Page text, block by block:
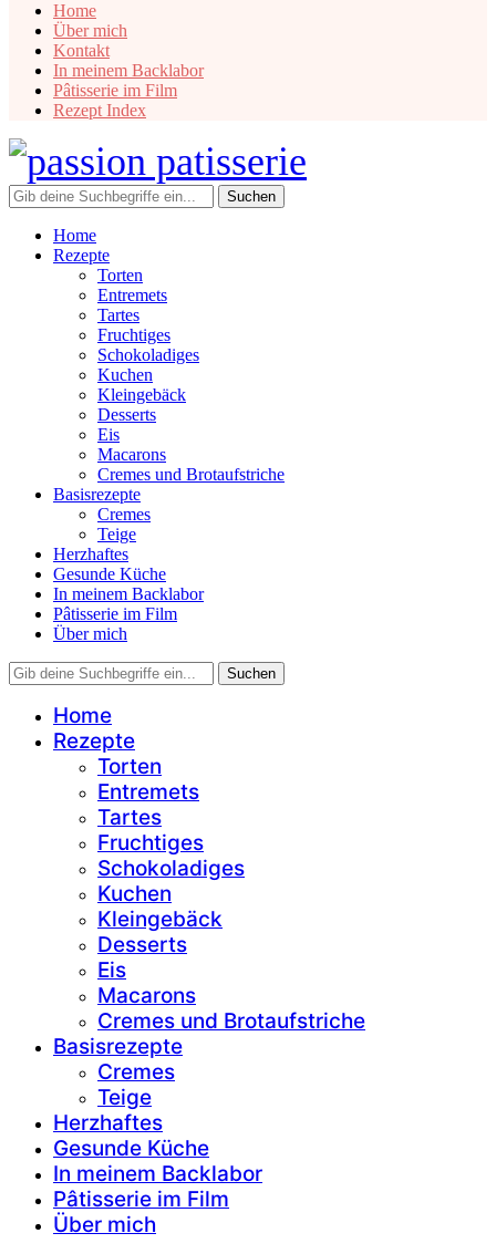
Home
Über mich
Kontakt
In meinem Backlabor
Pâtisserie im Film
Rezept Index
Home
Rezepte
Torten
Entremets
Tartes
Fruchtiges
Schokoladiges
Kuchen
Kleingebäck
Desserts
Eis
Macarons
Cremes und Brotaufstriche
Basisrezepte
Cremes
Teige
Herzhaftes
Gesunde Küche
In meinem Backlabor
Pâtisserie im Film
Über mich
Home
Rezepte
Torten
Entremets
Tartes
Fruchtiges
Schokoladiges
Kuchen
Kleingebäck
Desserts
Eis
Macarons
Cremes und Brotaufstriche
Basisrezepte
Cremes
Teige
Herzhaftes
Gesunde Küche
In meinem Backlabor
Pâtisserie im Film
Über mich